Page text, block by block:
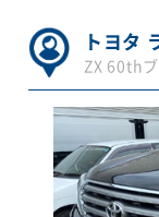
トヨタ
ZX 60th